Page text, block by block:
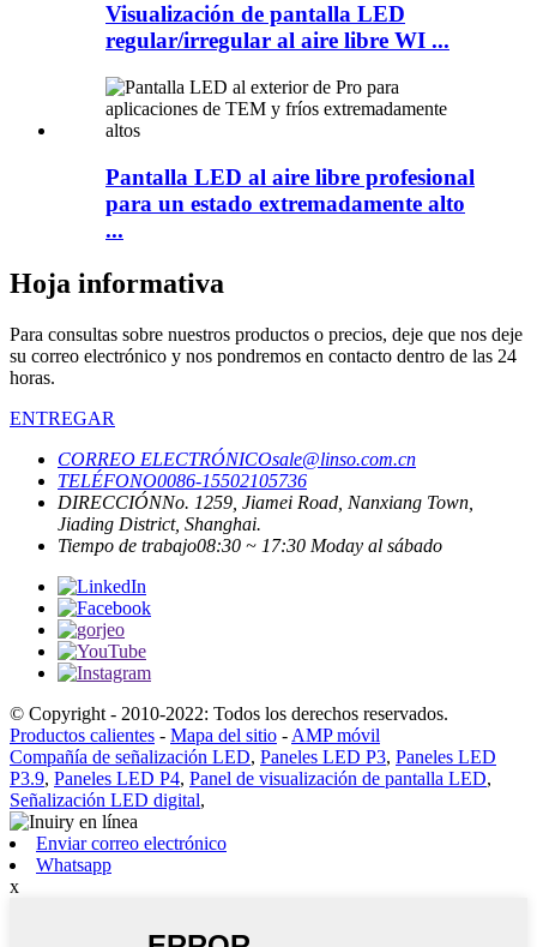
Visualización de pantalla LED
regular/irregular al aire libre WI ...
Pantalla LED al aire libre profesional
para un estado extremadamente alto
...
Hoja informativa
Para consultas sobre nuestros productos o precios, deje que nos deje
su correo electrónico y nos pondremos en contacto dentro de las 24
horas.
ENTREGAR
CORREO ELECTRÓNICOsale@linso.com.cn
TELÉFONO0086-15502105736
DIRECCIÓNNo. 1259, Jiamei Road, Nanxiang Town,
Jiading District, Shanghai.
Tiempo de trabajo08:30 ~ 17:30 Moday al sábado
© Copyright - 2010-2022: Todos los derechos reservados.
Productos calientes - Mapa del sitio - AMP móvil
Compañía de señalización LED, Paneles LED P3, Paneles LED
P3.9, Paneles LED P4, Panel de visualización de pantalla LED,
Señalización LED digital,
Enviar correo electrónico
Whatsapp
x